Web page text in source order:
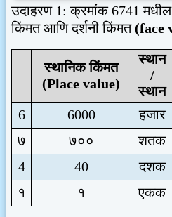
उदाहरण 1:क्रमांक6741
किंमत आणि दर्शनी किंमत(face
स्थानिक किंमत
(Place value)
स्थान
/
स्थान
6
6000 हजार
७
७०० शतक
4
40 दशक
१
१ एकक